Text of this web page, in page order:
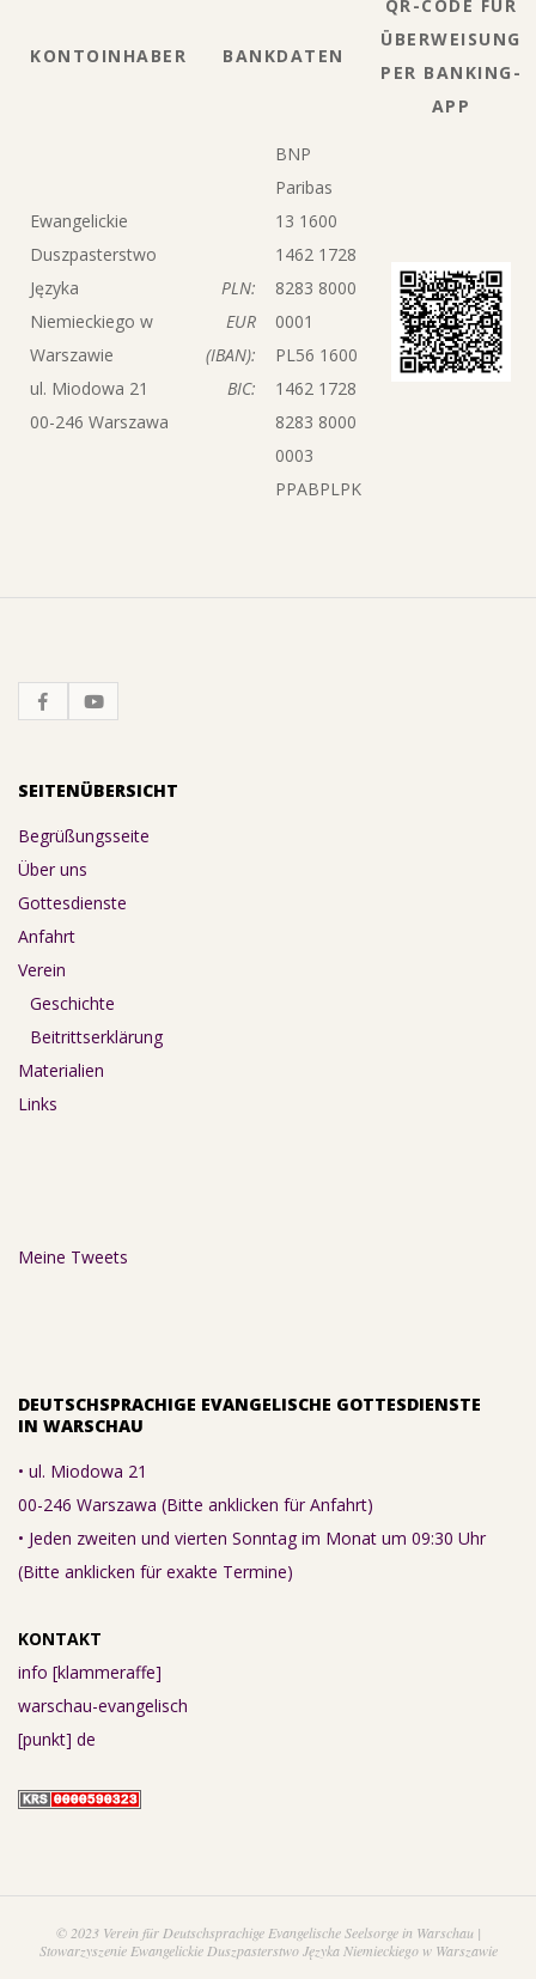
KONTOINHABER BANKDATEN
QR-CODE FÜR
ÜBERWEISUNG
PER BANKING-
APP
Ewangelickie
Duszpasterstwo
Języka
Niemieckiego w
Warszawie
ul. Miodowa 21
00-246 Warszawa
PLN:
EUR
(IBAN):
BIC:
BNP
Paribas
13 1600
1462 1728
8283 8000
0001
PL56 1600
1462 1728
8283 8000
0003
PPABPLPK
SEITENÜBERSICHT
Begrüßungsseite
Über uns
Gottesdienste
Anfahrt
Verein
Geschichte
Beitrittserklärung
Materialien
Links
Meine Tweets
DEUTSCHSPRACHIGE EVANGELISCHE GOTTESDIENSTE
IN WARSCHAU
• ul. Miodowa 21
00-246 Warszawa (Bitte anklicken für Anfahrt)
• Jeden zweiten und vierten Sonntag im Monat um 09:30 Uhr
(Bitte anklicken für exakte Termine)
KONTAKT
info [klammeraffe]
warschau-evangelisch
[punkt] de
© 2023 Verein für Deutschsprachige Evangelische Seelsorge in Warschau |
Stowarzyszenie Ewangelickie Duszpasterstwo Języka Niemieckiego w Warszawie